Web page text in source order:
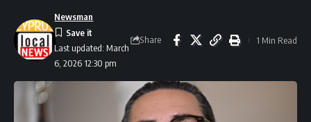
Last updated: March
6, 2026 12:30 pm
Newsman
Share 1 Min Read